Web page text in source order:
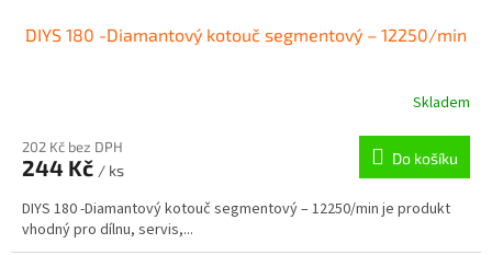
DIYS 180 -Diamantový kotouč segmentový – 12250/min
Skladem
202 Kč bez DPH
244 Kč / ks
Do košíku
DIYS 180 -Diamantový kotouč segmentový – 12250/min je produkt
vhodný pro dílnu, servis,...